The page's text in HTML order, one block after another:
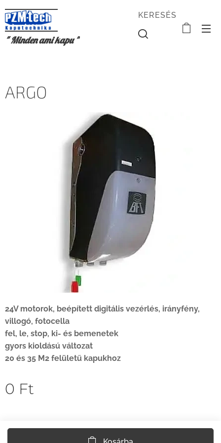
" Minden ami kapu "
KERESÉS
ARGO
24V motorok, beépített digitális vezérlés, irányfény,
villogó, fotocella
fel, le, stop, ki- és bemenetek
gyors kioldású változat
20 és 35 M2 felületű kapukhoz
0 Ft